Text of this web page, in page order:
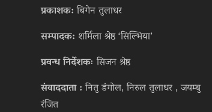
प्रकाशक: बिगेन तुलाधर
सम्पादक: शर्मिला श्रेष्ठ ‘सिल्भिया’
प्रवन्ध निर्देशकः सिजन श्रेष्ठ
संवाददाता : नितु डंगोल, निरुल तुलाधर , जयम्बु
रंजित